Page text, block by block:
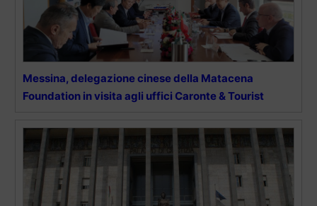
Messina, delegazione cinese della Matacena
Foundation in visita agli uffici Caronte & Tourist